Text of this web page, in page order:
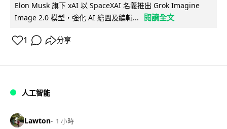
Elon Musk 旗下 xAI 以 SpaceXAI 名義推出 Grok Imagine
Image 2.0 模型，強化 AI 繪圖及編輯...
閱讀全文
1 分享
人工智能
Lawton 1 小時